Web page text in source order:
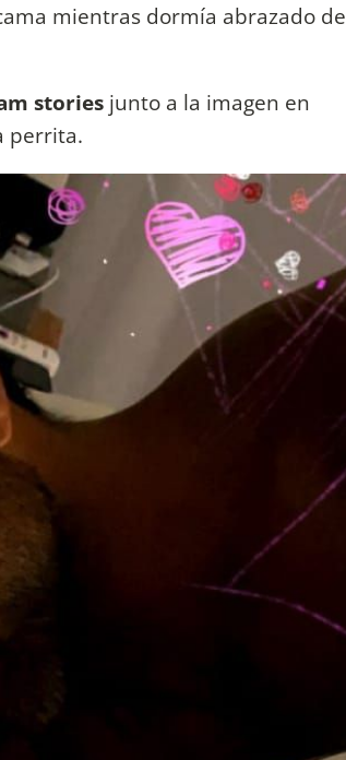
mientras dormía abrazado de
stories junto a la imagen en
perrita.